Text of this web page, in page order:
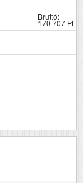
Bruttó:
170 707 Ft